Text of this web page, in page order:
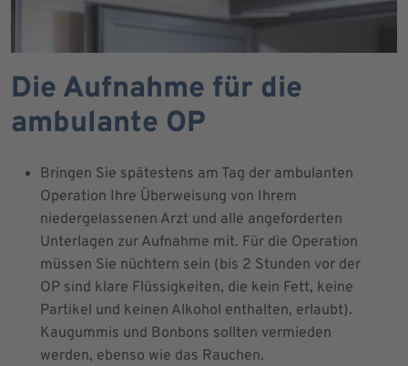
Die Aufnahme für die
ambulante OP
Bringen Sie spätestens am Tag der ambulanten
Operation Ihre Überweisung von Ihrem
niedergelassenen Arzt und alle angeforderten
Unterlagen zur Aufnahme mit. Für die Operation
müssen Sie nüchtern sein (bis 2 Stunden vor der
OP sind klare Flüssigkeiten, die kein Fett, keine
Partikel und keinen Alkohol enthalten, erlaubt).
Kaugummis und Bonbons sollten vermieden
werden, ebenso wie das Rauchen.